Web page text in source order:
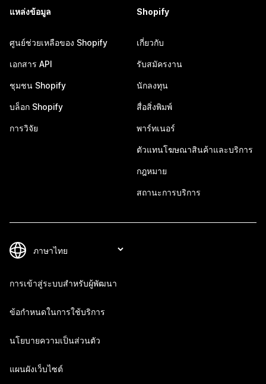
แหล่งข้อมูล
ศูนย์ช่วยเหลือของ Shopify
เอกสาร API
ชุมชน Shopify
บล็อก Shopify
การวิจัย
Shopify
เกี่ยวกับ
รับสมัครงาน
นักลงทุน
สื่อสิ่งพิมพ์
พาร์ทเนอร์
ตัวแทนโฆษณาสินค้าและบริการ
กฎหมาย
สถานะการบริการ
การเข้าสู่ระบบสำหรับผู้พัฒนา
ข้อกำหนดในการใช้บริการ
นโยบายความเป็นส่วนตัว
แผนผังเว็บไซต์